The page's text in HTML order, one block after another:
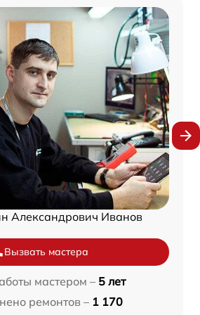
Александрович Иванов
Вызвать мастера
мастером – 5 лет
ремонтов – 1 170